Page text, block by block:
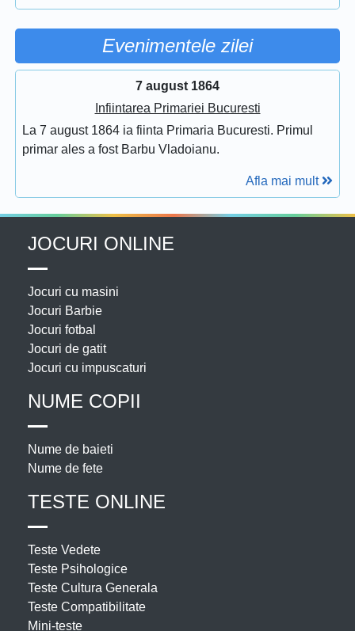
Evenimentele zilei
7 august 1864
Infiintarea Primariei Bucuresti
La 7 august 1864 ia fiinta Primaria Bucuresti. Primul
primar ales a fost Barbu Vladoianu.
Afla mai mult
JOCURI ONLINE
Jocuri cu masini
Jocuri Barbie
Jocuri fotbal
Jocuri de gatit
Jocuri cu impuscaturi
NUME COPII
Nume de baieti
Nume de fete
TESTE ONLINE
Teste Vedete
Teste Psihologice
Teste Cultura Generala
Teste Compatibilitate
Mini-teste